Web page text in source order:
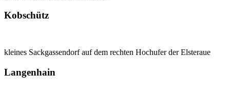
Kobschütz
kleines Sackgassendorf auf dem rechten Hochufer der Elsteraue
Langenhain